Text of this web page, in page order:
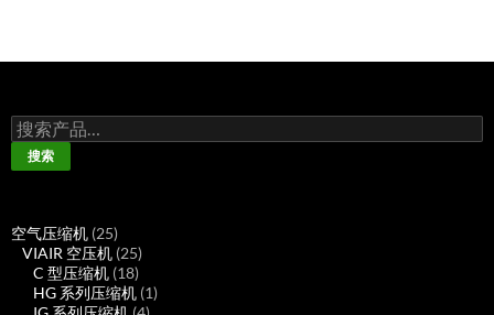
搜
索：
搜索
空气压缩机 2525
个
产
品
VIAIR 空压机 2525
个
产
C 型压缩机 1818
个
HG 系列压缩机 11